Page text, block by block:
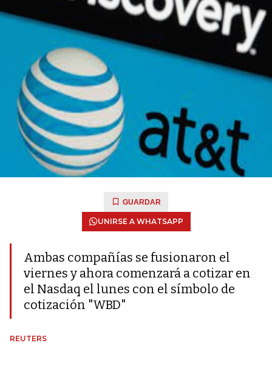
GUARDAR
UNIRSE A WHATSAPP
Ambas compañías se fusionaron el
viernes y ahora comenzará a cotizar en
el Nasdaq el lunes con el símbolo de
cotización "WBD"
REUTERS